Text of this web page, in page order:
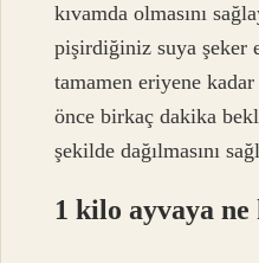
kıvamda olmasını
pişirdiğiniz suya şeker
tamamen eriyene kadar
önce birkaç dakika
şekilde dağılmasını
1 kilo ayvaya ne